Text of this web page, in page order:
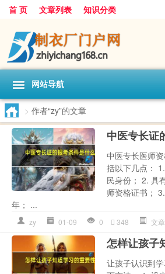
首 页 文章列表 知识分类
网站导航
> 作者“zy”的文章
中医专长证
中医专长医师
括以下几点：
民身份； 2. 具
师资格证书；
年； ...
zy 01-09 0 348 文
怎样让孩子
让孩子认识到